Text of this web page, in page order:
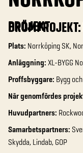
PROJEKT
Plats: Norrköping SK,
Anläggning:XL-BYGG
Proffsbyggare: Bygg
När genomfördes
Huvudpartners:
Samarbetspartners:
Skydda, Lindab, GOP